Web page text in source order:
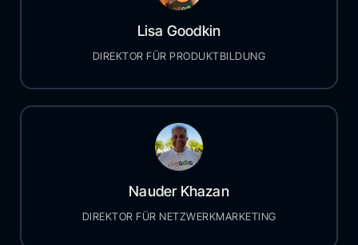
Lisa Goodkin
DIREKTOR FÜR PRODUKTBILDUNG
Nauder Khazan
DIREKTOR FÜR NETZWERKMARKETING